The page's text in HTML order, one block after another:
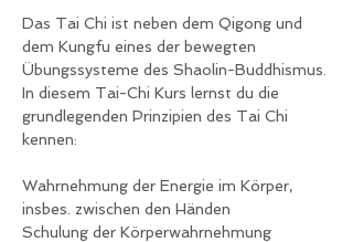
Das Tai Chi ist neben dem Qigong und
dem Kungfu eines der bewegten
Übungssysteme des Shaolin-Buddhismus.
In diesem Tai-Chi Kurs lernst du die
grundlegenden Prinzipien des Tai Chi
kennen:
Wahrnehmung der Energie im Körper,
insbes. zwischen den Händen
Schulung der Körperwahrnehmung